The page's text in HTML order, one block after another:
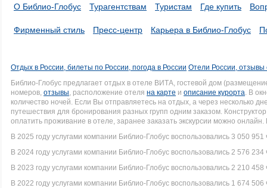
О Библио-Глобус Турагентствам Туристам Где купить
Фирменный стиль Пресс-центр Карьера в Библио-Глобус
Отдых в России, билеты по России, погода в России Отели России, отзывы
Библио-Глобус предлагает отдых в отеле ВИТА, гостевой дом
номеров, отзывы, расположение отеля на карте и описание курорта. В
количество ночей. Если Вы отправляетесь на отдых, а через несколько
путешествия для бронирования разных групп одним заказом.
оплатить проживание в отеле, заранее заказать экскурсии можно
В 2025 году услугами компании Библио-Глобус воспользовались 3 050 951
В 2024 году услугами компании Библио-Глобус воспользовались 2 576 234
В 2023 году услугами компании Библио-Глобус воспользовались 2 210 458
В 2022 году услугами компании Библио-Глобус воспользовались 1 674 506